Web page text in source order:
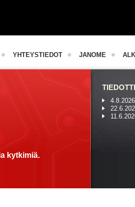
YHTEYSTIEDOT JANOME
kytkimiä.
4.8.2026